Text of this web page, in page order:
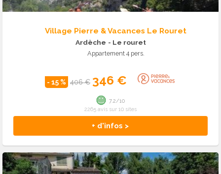
Village Pierre & Vacances Le Rouret
Ardèche - Le rouret
Appartement 4 pers.
- 15 % 406 € 346 €
+ d'infos >
7.2/10
2265 avis sur 10 sites